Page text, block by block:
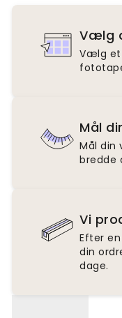
Vælg
Vælg et
Mål
Mål din
bredde
Vi
Efter
din
dage.